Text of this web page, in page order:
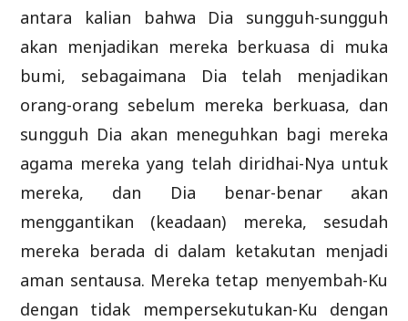
antara kalian bahwa Dia sungguh-sungguh
akan menjadikan mereka berkuasa di muka
bumi, sebagaimana Dia telah menjadikan
orang-orang sebelum mereka berkuasa, dan
sungguh Dia akan meneguhkan bagi mereka
agama mereka yang telah diridhai-Nya untuk
mereka, dan Dia benar-benar akan
menggantikan (keadaan) mereka, sesudah
mereka berada di dalam ketakutan menjadi
aman sentausa. Mereka tetap menyembah-Ku
dengan tidak mempersekutukan-Ku dengan